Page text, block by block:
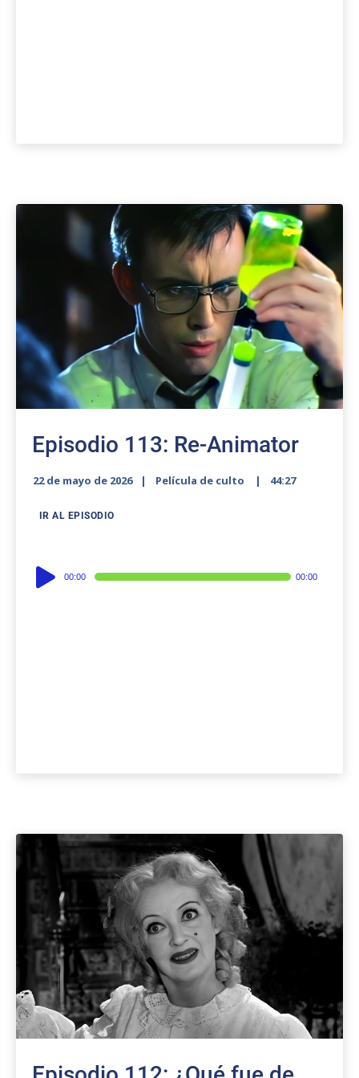
Episodio 113: Re-Animator
22 de mayo de 2026 Película de culto 44:27
IR AL EPISODIO
Audio
Player
00:00 00:00